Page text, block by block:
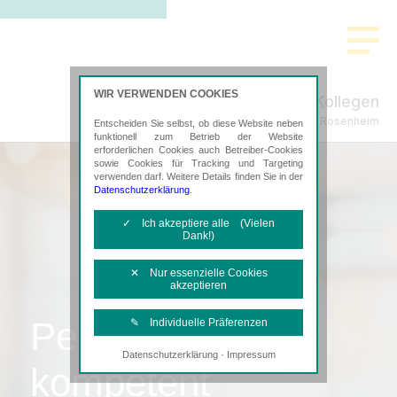
Gabriel & Kollegen
Steuerberatung in Rosenheim
Persönlich,
kompetent
WIR VERWENDEN COOKIES
Entscheiden Sie selbst, ob diese Website neben
funktionell zum Betrieb der Website
erforderlichen Cookies auch Betreiber-Cookies
sowie Cookies für Tracking und Targeting
verwenden darf. Weitere Details finden Sie in der
Datenschutzerklärung
✓ Ich akzeptiere alle (Vielen
Dank!)
✕ Nur essenzielle Cookies
akzeptieren
✎ Individuelle Präferenzen
Notwendige Cookies
Diese Cookies sind erforderlich, um die
Datenschutzerklärung· Impressum